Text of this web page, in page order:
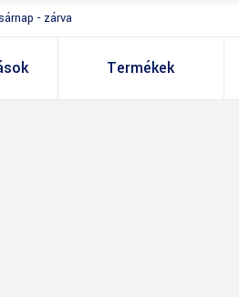
- zárva
Termékek